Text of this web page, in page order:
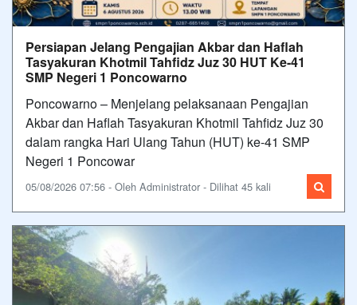
Persiapan Jelang Pengajian Akbar dan Haflah
Tasyakuran Khotmil Tahfidz Juz 30 HUT Ke-41
SMP Negeri 1 Poncowarno
Poncowarno – Menjelang pelaksanaan Pengajian
Akbar dan Haflah Tasyakuran Khotmil Tahfidz Juz 30
dalam rangka Hari Ulang Tahun (HUT) ke-41 SMP
Negeri 1 Poncowar
05/08/2026 07:56 - Oleh Administrator - Dilihat 45 kali